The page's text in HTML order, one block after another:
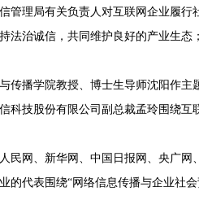
理局有关负责人对互联网企业履行
法治诚信，共同维护良好的产业生
播学院教授、博士生导师沈阳作主
科技股份有限公司副总裁孟玲围绕互
网、新华网、中国日报网、央广网
的代表围绕“网络信息传播与企业社